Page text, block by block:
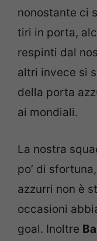
nonostante ci
tiri in porta,
respinti dal
altri invece si
della porta
ai mondiali.
La nostra
po’ di
azzurri non è
occasioni
goal. Inoltre